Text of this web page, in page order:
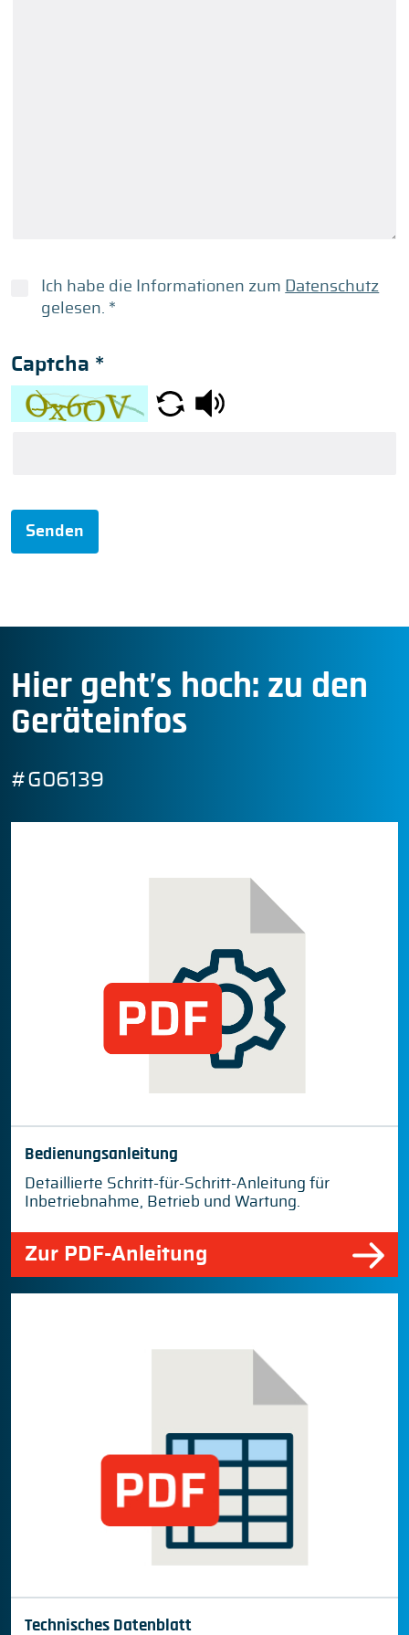
Ich habe die Informationen zum Datenschutz
gelesen. *
Captcha *
Senden
Hier geht’s hoch: zu den
Geräteinfos
#G06139
Bedienungsanleitung
Detaillierte Schritt-für-Schritt-Anleitung für
Inbetriebnahme, Betrieb und Wartung.
Zur PDF-Anleitung
Technisches Datenblatt